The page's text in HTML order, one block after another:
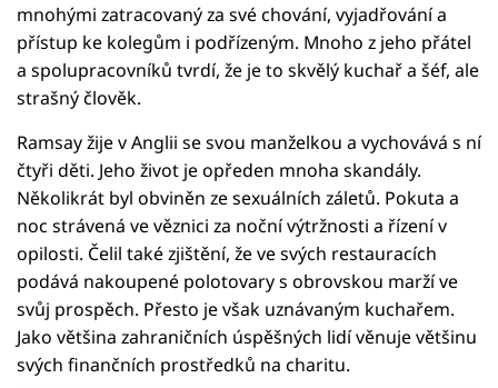
mnohými zatracovaný za své chování, vyjadřování a
přístup ke kolegům i podřízeným. Mnoho z jeho přátel
a spolupracovníků tvrdí, že je to skvělý kuchař a šéf, ale
strašný člověk.
Ramsay žije v Anglii se svou manželkou a vychovává s ní
čtyři děti. Jeho život je opředen mnoha skandály.
Několikrát byl obviněn ze sexuálních záletů. Pokuta a
noc strávená ve věznici za noční výtržnosti a řízení v
opilosti. Čelil také zjištění, že ve svých restauracích
podává nakoupené polotovary s obrovskou marží ve
svůj prospěch. Přesto je však uznávaným kuchařem.
Jako většina zahraničních úspěšných lidí věnuje většinu
svých finančních prostředků na charitu.